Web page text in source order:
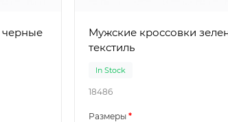
Мужские кроссовки зеленые
текстиль
In Stock
18486
Размеры